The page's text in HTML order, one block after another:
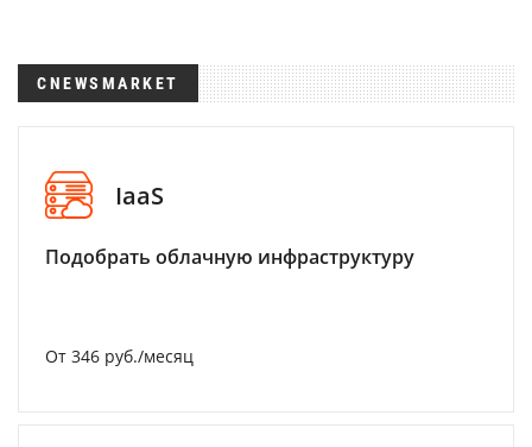
CNEWSMARKET
IaaS
Подобрать облачную инфраструктуру
От 346 руб./месяц